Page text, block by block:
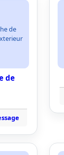
de
de